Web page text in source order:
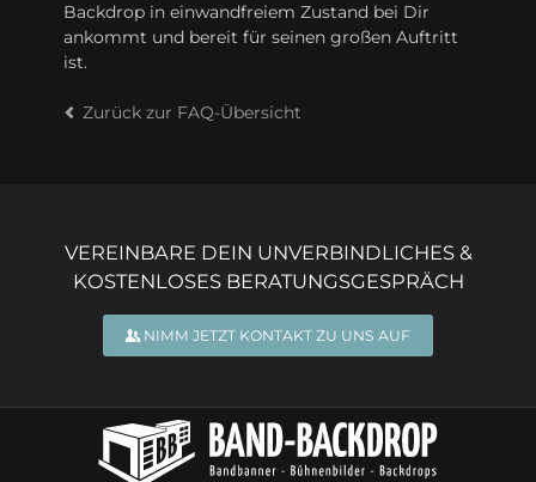
Backdrop in einwandfreiem Zustand bei Dir
ankommt und bereit für seinen großen Auftritt
ist.
Zurück zur FAQ-Übersicht
VEREINBARE DEIN UNVERBINDLICHES &
KOSTENLOSES BERATUNGSGESPRÄCH
NIMM JETZT KONTAKT ZU UNS AUF